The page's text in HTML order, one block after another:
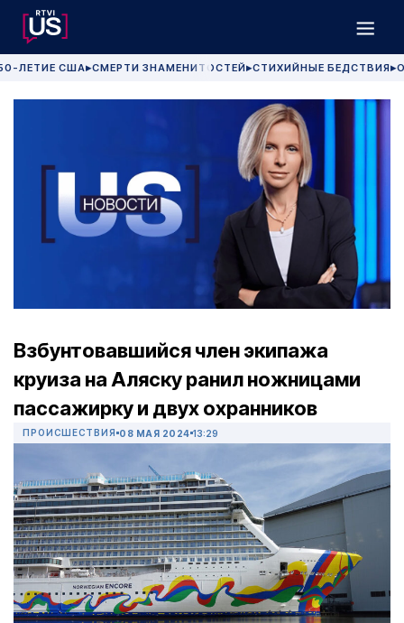
ЛЕТИЕ США▶СМЕРТИ ЗНАМЕНИТОСТЕЙ▶СТИХИЙНЫЕ БЕДСТВИЯ▶
Взбунтовавшийся член экипажа
круиза на Аляску ранил ножницами
пассажирку и двух охранников
ПРОИСШЕСТВИЯ 08 МАЯ 2024 13:29